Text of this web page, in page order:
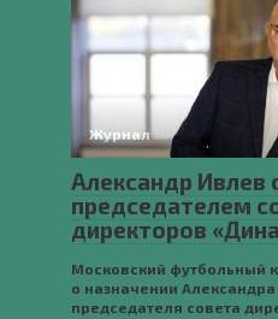
Журнал
Александр Ивлев
председателем
директоров
Московский футбольный
о назначении
председателя совета